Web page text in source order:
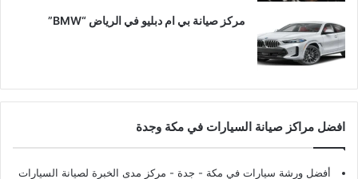
مركز صيانة بي ام دبليو في الرياض “BMW”
افضل مراكز صيانة السيارات في مكة وجدة
أفضل ورشة سيارات في مكة - جدة - مركز مدى الخبرة لصيانة السيارات